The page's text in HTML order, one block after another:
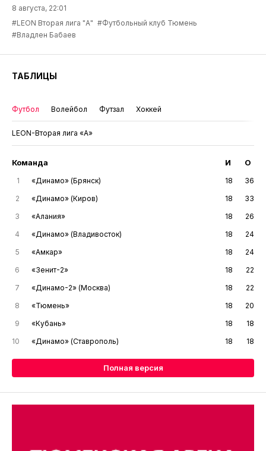
8 августа, 22:01
#LEON Вторая лига "А" #Футбольный клуб Тюмень
#Владлен Бабаев
ТАБЛИЦЫ
Футбол Волейбол Футзал Хоккей
LEON-Вторая лига «А»
Команда И О
1 «Динамо» (Брянск) 18
36
2
«Динамо» (Киров) 18
33
3
«Алания» 18
26
4
«Динамо» (Владивосток) 18
24
5
«Амкар» 18
24
6
«Зенит-2» 18
22
7
«Динамо-2» (Москва) 18
22
8
«Тюмень» 18
20
9
«Кубань» 18
18
10
«Динамо» (Ставрополь) 18 18
Полная версия